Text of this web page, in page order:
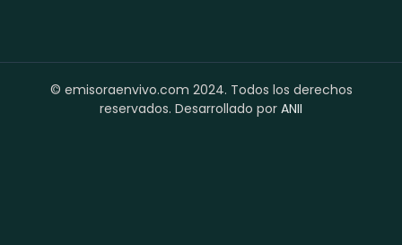
© emisoraenvivo.com 2024. Todos los derechos
reservados. Desarrollado por ANII